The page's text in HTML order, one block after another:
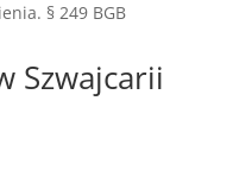
§ 249 BGB
Szwajcarii